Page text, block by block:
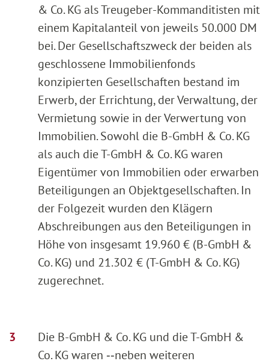
& Co. KG als Treugeber-Kommanditisten mit
einem Kapitalanteil von jeweils 50.000 DM
bei. Der Gesellschaftszweck der beiden als
geschlossene Immobilienfonds
konzipierten Gesellschaften bestand im
Erwerb, der Errichtung, der Verwaltung, der
Vermietung sowie in der Verwertung von
Immobilien. Sowohl die B-GmbH & Co. KG
als auch die T-GmbH & Co. KG waren
Eigentümer von Immobilien oder erwarben
Beteiligungen an Objektgesellschaften. In
der Folgezeit wurden den Klägern
Abschreibungen aus den Beteiligungen in
Höhe von insgesamt 19.960 € (B-GmbH &
Co. KG) und 21.302 € (T-GmbH & Co. KG)
zugerechnet.
Die B-GmbH & Co. KG und die T-GmbH &
Co. KG waren ‑‑neben weiteren